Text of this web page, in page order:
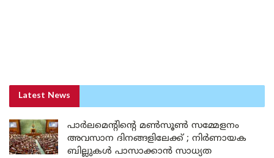
Latest News
പാർലമെന്റിന്റെ മൺസൂൺ സമ്മേളനം
അവസാന ദിനങ്ങളിലേക്ക് ; നിർണായക
ബില്ലുകൾ പാസാക്കാൻ സാധ്യത